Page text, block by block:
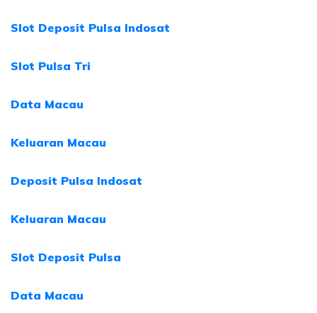
Slot Deposit Pulsa Indosat
Slot Pulsa Tri
Data Macau
Keluaran Macau
Deposit Pulsa Indosat
Keluaran Macau
Slot Deposit Pulsa
Data Macau